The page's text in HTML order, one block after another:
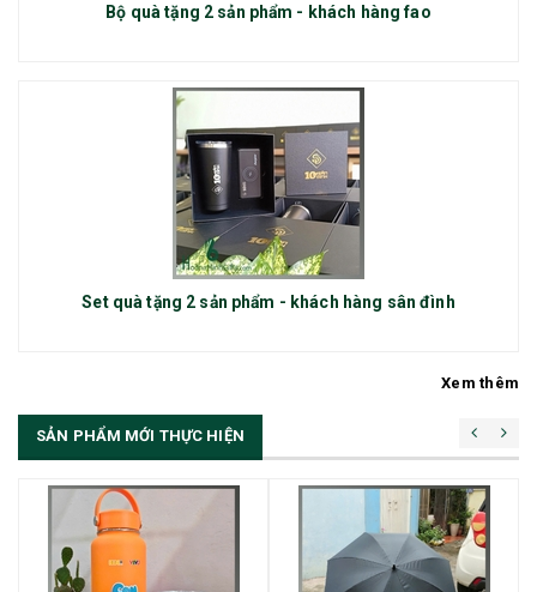
Bộ quà tặng 2 sản phẩm - khách hàng fao
Set quà tặng 2 sản phẩm - khách hàng sân đình
Xem thêm
SẢN PHẨM MỚI THỰC HIỆN